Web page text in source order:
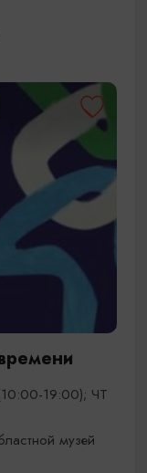
19:00); ЧТ
музей